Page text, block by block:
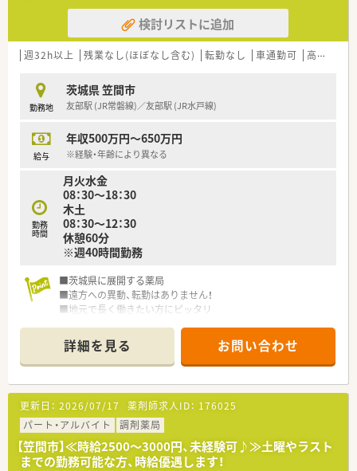
ロマテラピー検定、かかりつけ薬剤師など）
■病気やケガなどで働けないときの生活費をサポート「LTD（保
険）」に会社が加入してくれます。
■住宅手当20,000～40,000円あり（要件あり）
＜長く働くことができる環境です！＞
■全国転勤可能・エリア限定・自宅から通えるコース、など転勤の
範囲もご指定頂けますのでご自身のライフスタイルに合わせた
■地域手当がつくエリアもございます！ご勤務条件やご経験を考
慮して高年収でご入社することも可能です。
げられます。
近隣店舗で相互扶助関係を保つことで、急なお休みや薬剤の管
理、情報の共有などをスムーズに行うことができています。
■育休・育短の取得実績は100%！復帰率も96%と非常に高い水
準がございます。子育て世代の方も活躍できる環境がございま
す。
＜こんな方にオススメ！＞
★在宅の実施率は全店舗の内90%のため在宅医療に興味・熱意の
ある方！
★年間休日120日以上のためライフワークバランス重視の方！
★地域密着の薬局で働きたい方！
検討リストに追加
週32h以上 残業なし(ほぼなし含む) 転勤なし 車通勤可 高給与(600万円以上)
勤務地
茨城県 笠間市
友部駅 (JR常磐線)／友部駅 (JR水戸線)
給与
年収500万円～650万円
※経験・年齢により異なる
勤務
時間
月火水金
08：30～18：30
木土
08：30～12：30
休憩60分
※週40時間勤務
■茨城県に展開する薬局
■遠方への異動、転勤はありません！
■地元で長く働きたい方にピッタリ
詳細を見る お問い合わせ
更新日： 2026/07/17 薬剤師求人ID： 176025
パート・アルバイト
調剤薬局
【笠間市】≪時給2500～3000円、未経験可♪≫土曜やラスト
までの勤務可能な方、時給優遇します！